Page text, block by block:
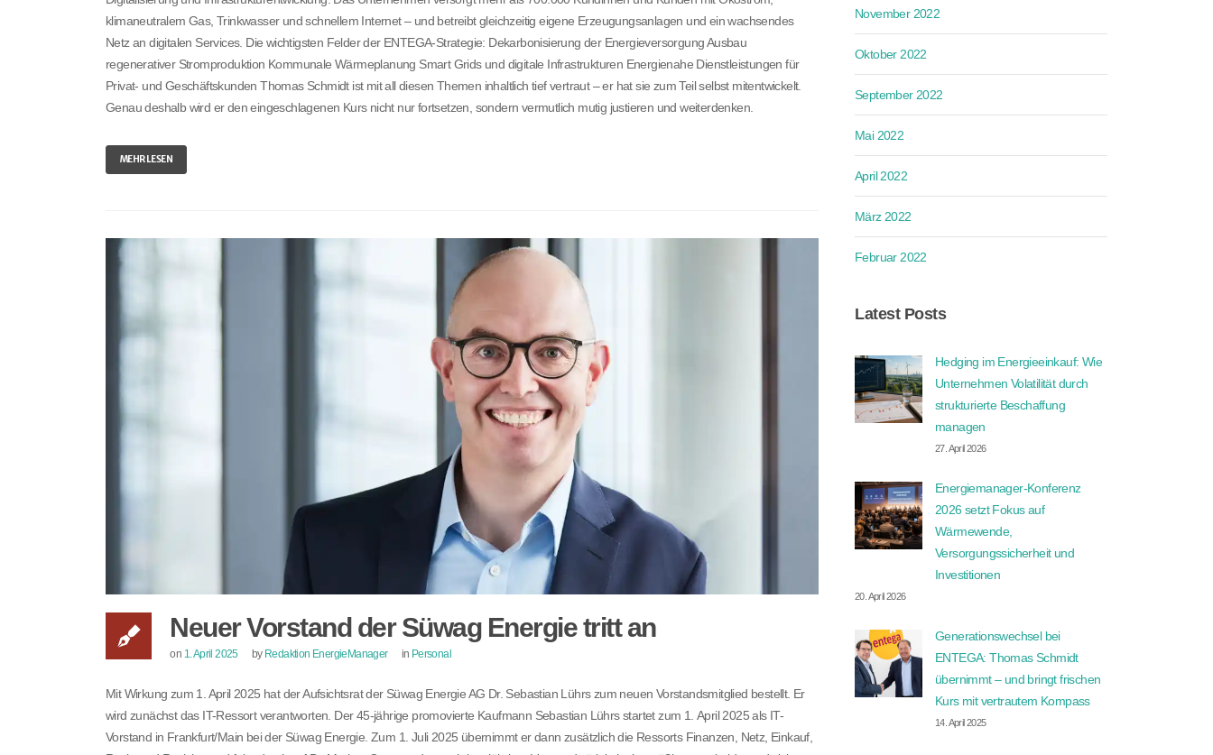
klimaneutralem Gas, Trinkwasser und schnellem Internet – und betreibt gleichzeitig eigene Erzeugungsanlagen und ein wachsendes
Netz an digitalen Services. Die wichtigsten Felder der ENTEGA-Strategie: Dekarbonisierung der Energieversorgung Ausbau
regenerativer Stromproduktion Kommunale Wärmeplanung Smart Grids und digitale Infrastrukturen Energienahe Dienstleistungen für
Privat- und Geschäftskunden Thomas Schmidt ist mit all diesen Themen inhaltlich tief vertraut – er hat sie zum Teil selbst mitentwickelt.
Genau deshalb wird er den eingeschlagenen Kurs nicht nur fortsetzen, sondern vermutlich mutig justieren und weiterdenken.
MEHR LESEN
Neuer Vorstand der Süwag Energie tritt an
on 1. April 2025 by Redaktion EnergieManager in Personal
Mit Wirkung zum 1. April 2025 hat der Aufsichtsrat der Süwag Energie AG Dr. Sebastian Lührs zum neuen Vorstandsmitglied bestellt. Er
wird zunächst das IT-Ressort verantworten. Der 45-jährige promovierte Kaufmann Sebastian Lührs startet zum 1. April 2025 als IT-
Vorstand in Frankfurt/Main bei der Süwag Energie. Zum 1. Juli 2025 übernimmt er dann zusätzlich die Ressorts Finanzen, Netz, Einkauf,
November 2022
Oktober 2022
September 2022
Mai 2022
April 2022
März 2022
Februar 2022
Latest Posts
Hedging im Energieeinkauf: Wie
Unternehmen Volatilität durch
strukturierte Beschaffung
managen
27. April 2026
Energiemanager-Konferenz
2026 setzt Fokus auf
Wärmewende,
Versorgungssicherheit und
Investitionen
20. April 2026
Generationswechsel bei
ENTEGA: Thomas Schmidt
übernimmt – und bringt frischen
Kurs mit vertrautem Kompass
14. April 2025